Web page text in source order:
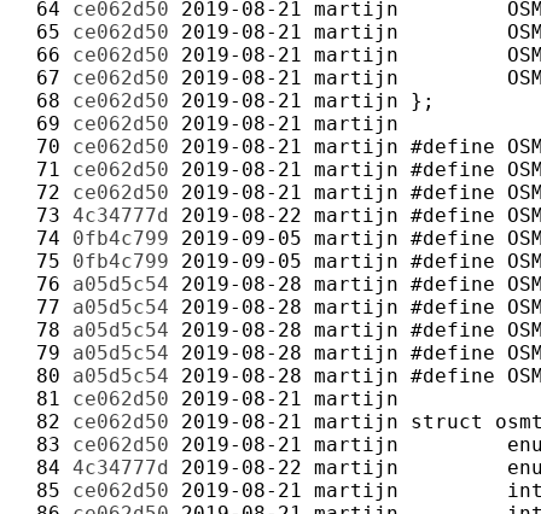
64 ce062d50 2019-08-21 martijn
65 ce062d50 2019-08-21 martijn
66 ce062d50 2019-08-21 martijn
67 ce062d50 2019-08-21 martijn
68 ce062d50 2019-08-21 martijn
69 ce062d50 2019-08-21 martijn
70 ce062d50 2019-08-21 martijn
71 ce062d50 2019-08-21 martijn
72 ce062d50 2019-08-21 martijn
73 4c34777d 2019-08-22 martijn
74 0fb4c799 2019-09-05 martijn
75 0fb4c799 2019-09-05 martijn
76 a05d5c54 2019-08-28 martijn
77 a05d5c54 2019-08-28 martijn
78 a05d5c54 2019-08-28 martijn
79 a05d5c54 2019-08-28 martijn
80 a05d5c54 2019-08-28 martijn
81 ce062d50 2019-08-21 martijn
82 ce062d50 2019-08-21 martijn
83 ce062d50 2019-08-21 martijn
84 4c34777d 2019-08-22 martijn
85 ce062d50 2019-08-21 martijn